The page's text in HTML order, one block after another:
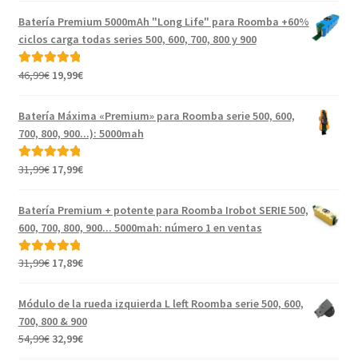
original
69,99€.
actual
es:
Batería Premium 5000mAh "Long Life" para Roomba +60%
ciclos carga todas series 500, 600, 700, 800 y 900
Valorado con
46,99€ El
original
era:
46,99€.
19,99€El
actual
es:
19,99€.
Batería Máxima «Premium» para Roomba serie 500, 600,
700, 800, 900...): 5000mah
Valorado con
31,99€ El
original
era:
31,99€.
17,99€El
actual
es:
Batería Premium + potente para Roomba Irobot SERIE 500,
600, 700, 800, 900... 5000mah: número 1 en ventas
Valorado con
31,99€ El
original
era:
31,99€.
17,89€El
actual
es:
17,89€.
Módulo de la rueda izquierda L left Roomba serie 500, 600,
700, 800 & 900
54,99€ El
32,99€El